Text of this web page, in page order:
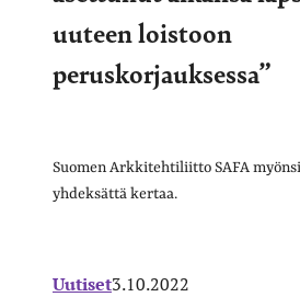
uuteen loistoon
peruskorjauksessa”
Suomen Arkkitehtiliitto SAFA
yhdeksättä kertaa.
Uutiset3.10.2022